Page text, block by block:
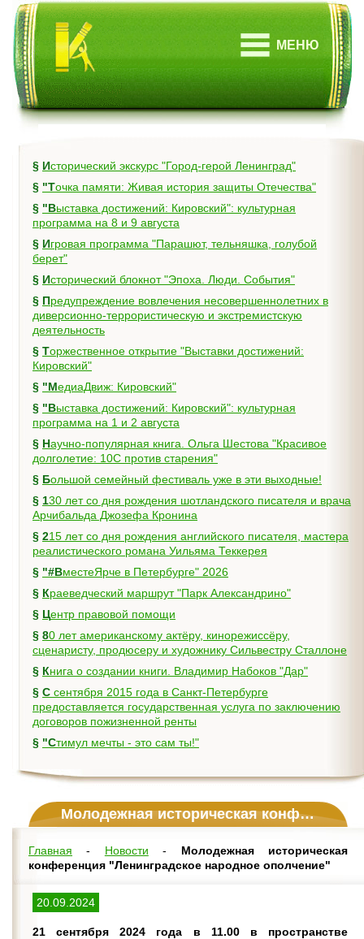
МЕНЮ
§
Исторический экскурс "Город-герой Ленинград"
§
"Точка памяти: Живая история защиты Отечества"
§ "Выставка достижений: Кировский": культурная
программа на 8 и 9 августа
§ Игровая программа "Парашют, тельняшка, голубой
берет"
§
Исторический блокнот "Эпоха. Люди. События"
§ Предупреждение вовлечения несовершеннолетних в
диверсионно-террористическую и экстремистскую
деятельность
§ Торжественное открытие "Выставки достижений:
Кировский"
§
"МедиаДвиж: Кировский"
§ "Выставка достижений: Кировский": культурная
программа на 1 и 2 августа
§ Научно-популярная книга. Ольга Шестова "Красивое
долголетие: 10C против старения"
§
Большой семейный фестиваль уже в эти выходные!
§ 130 лет со дня рождения шотландского писателя и врача
Арчибальда Джозефа Кронина
§ 215 лет со дня рождения английского писателя, мастера
реалистического романа Уильяма Теккерея
§
"#ВместеЯрче в Петербурге" 2026
§
Краеведческий маршрут "Парк Александрино"
§
Центр правовой помощи
§ 80 лет американскому актёру, кинорежиссёру,
сценаристу, продюсеру и художнику Сильвестру Сталлоне
§
Книга о создании книги. Владимир Набоков "Дар"
§ С сентября 2015 года в Санкт-Петербурге
предоставляется государственная услуга по заключению
договоров пожизненной ренты
§
"Стимул мечты - это сам ты!"
Молодежная историческая конференция "Ленинградское народное ополчение"
Главная - Новости - Молодежная историческая
конференция "Ленинградское народное ополчение"
20.09.2024
21 сентября 2024 года в 11.00 в пространстве